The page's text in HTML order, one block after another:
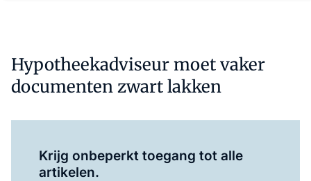
Hypotheekadviseur moet vaker
documenten zwart lakken
Krijg onbeperkt toegang tot alle
artikelen.